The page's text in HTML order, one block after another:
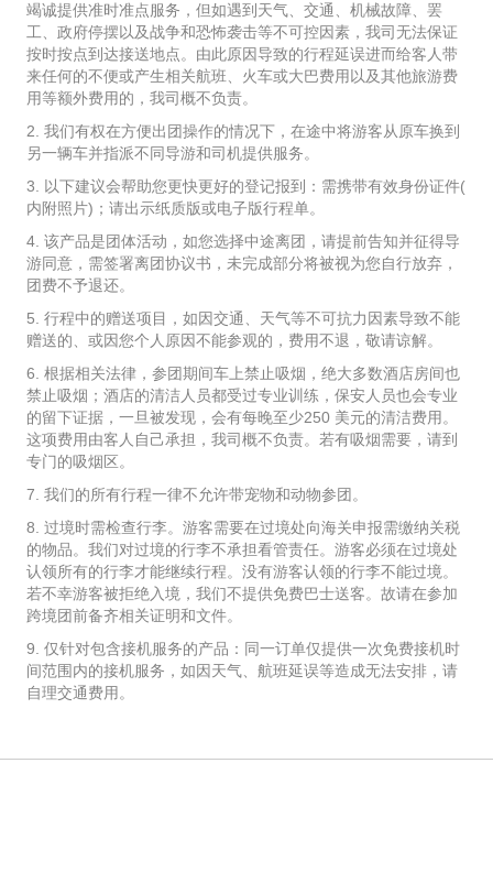
竭诚提供准时准点服务，但如遇到天气、交通、机械故障、罢
工、政府停摆以及战争和恐怖袭击等不可控因素，我司无法保证
按时按点到达接送地点。由此原因导致的行程延误进而给客人带
来任何的不便或产生相关航班、火车或大巴费用以及其他旅游费
用等额外费用的，我司概不负责。
2. 我们有权在方便出团操作的情况下，在途中将游客从原车换到
另一辆车并指派不同导游和司机提供服务。
3. 以下建议会帮助您更快更好的登记报到：需携带有效身份证件(
内附照片)；请出示纸质版或电子版行程单。
4. 该产品是团体活动，如您选择中途离团，请提前告知并征得导
游同意，需签署离团协议书，未完成部分将被视为您自行放弃，
团费不予退还。
5. 行程中的赠送项目，如因交通、天气等不可抗力因素导致不能
赠送的、或因您个人原因不能参观的，费用不退，敬请谅解。
6. 根据相关法律，参团期间车上禁止吸烟，绝大多数酒店房间也
禁止吸烟；酒店的清洁人员都受过专业训练，保安人员也会专业
的留下证据，一旦被发现，会有每晚至少250 美元的清洁费用。
这项费用由客人自己承担，我司概不负责。若有吸烟需要，请到
专门的吸烟区。
7. 我们的所有行程一律不允许带宠物和动物参团。
8. 过境时需检查行李。游客需要在过境处向海关申报需缴纳关税
的物品。我们对过境的行李不承担看管责任。游客必须在过境处
认领所有的行李才能继续行程。没有游客认领的行李不能过境。
若不幸游客被拒绝入境，我们不提供免费巴士送客。故请在参加
跨境团前备齐相关证明和文件。
9. 仅针对包含接机服务的产品：同一订单仅提供一次免费接机时
间范围内的接机服务，如因天气、航班延误等造成无法安排，请
自理交通费用。